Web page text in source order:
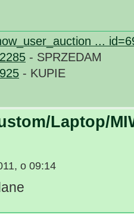
...
- SPRZEDAM
- KUPIE
Laptop/
o 09:14